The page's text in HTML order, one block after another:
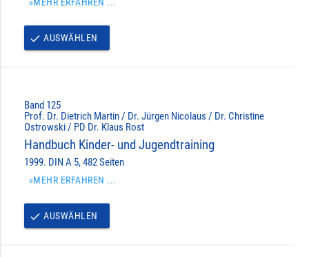
»MEHR ERFAHREN ...
done AUSWÄHLEN
Band 125
Prof. Dr. Dietrich Martin / Dr. Jürgen Nicolaus / Dr. Christine
Ostrowski / PD Dr. Klaus Rost
Handbuch Kinder- und Jugendtraining
1999. DIN A 5, 482 Seiten
»MEHR ERFAHREN ...
done AUSWÄHLEN